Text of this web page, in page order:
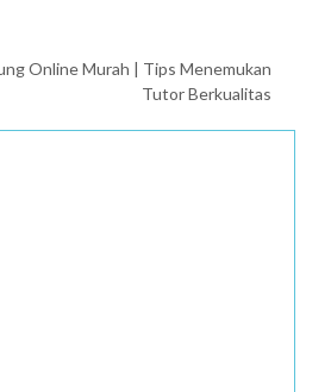
Online Murah | Tips Menemukan
Tutor Berkualitas